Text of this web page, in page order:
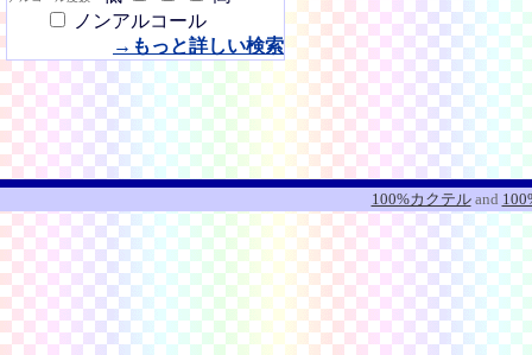
ノンアルコール
→もっと詳しい検索
100%カクテルand